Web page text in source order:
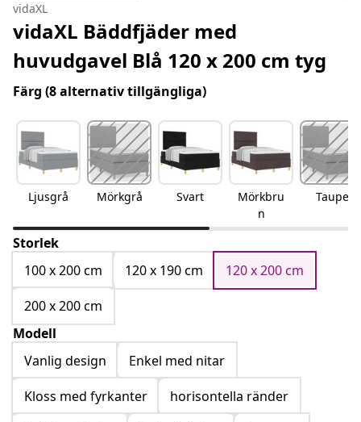
vidaXL
vidaXL Bäddfjäder med
huvudgavel Blå 120 x 200 cm tyg
Färg (8 alternativ tillgängliga)
Ljusgrå Mörkgrå Svart
Mörkbru
n
Taupe
Storlek
100 x 200 cm
120 x 190 cm
120 x 200 cm
200 x 200 cm
Modell
Vanlig design
Enkel med nitar
Kloss med fyrkanter
horisontella ränder